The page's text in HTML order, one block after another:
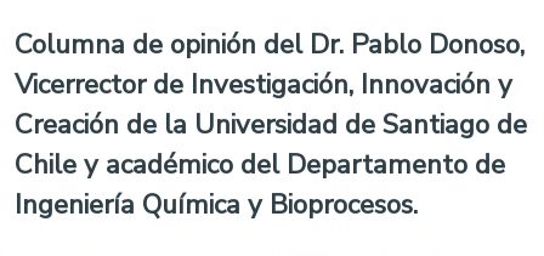
Columna de opinión del Dr. Pablo Donoso,
Vicerrector de Investigación, Innovación y
Creación de la Universidad de Santiago de
Chile y académico del Departamento de
Ingeniería Química y Bioprocesos.